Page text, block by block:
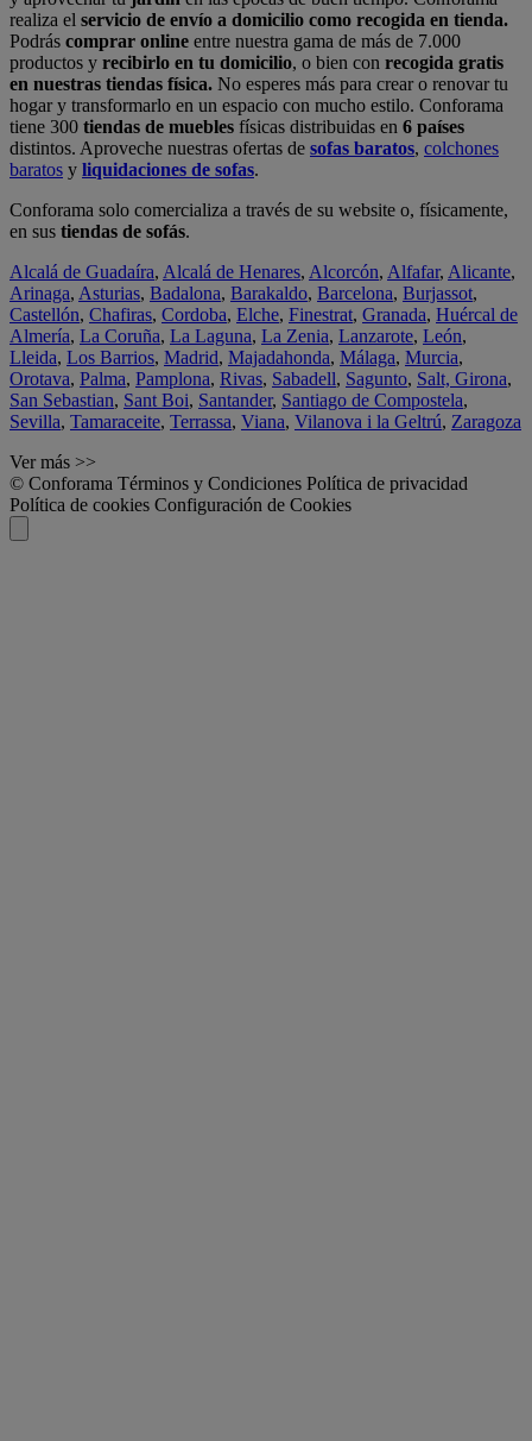
realiza el servicio de envío a domicilio como recogida en tienda.
Podrás comprar online entre nuestra gama de más de 7.000
productos y recibirlo en tu domicilio, o bien con recogida gratis
en nuestras tiendas física. No esperes más para crear o renovar tu
hogar y transformarlo en un espacio con mucho estilo. Conforama
tiene 300 tiendas de muebles físicas distribuidas en 6 países
distintos. Aproveche nuestras ofertas de sofas baratos, colchones
baratos y liquidaciones de sofas.
Conforama solo comercializa a través de su website o, físicamente,
en sus tiendas de sofás.
Alcalá de Guadaíra, Alcalá de Henares, Alcorcón, Alfafar, Alicante,
Arinaga, Asturias, Badalona, Barakaldo, Barcelona, Burjassot,
Castellón, Chafiras, Cordoba, Elche, Finestrat, Granada, Huércal de
Almería, La Coruña, La Laguna, La Zenia, Lanzarote, León,
Lleida, Los Barrios, Madrid, Majadahonda, Málaga, Murcia,
Orotava, Palma, Pamplona, Rivas, Sabadell, Sagunto, Salt, Girona,
San Sebastian, Sant Boi, Santander, Santiago de Compostela,
Sevilla, Tamaraceite, Terrassa, Viana, Vilanova i la Geltrú, Zaragoza
Ver más >>
© Conforama Términos y Condiciones Política de privacidad
Política de cookies Configuración de Cookies